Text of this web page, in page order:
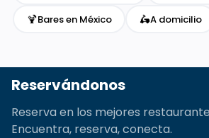
🍹Bares en México 🛵A domicilio
Reservándonos
Reserva en los mejores
Encuentra, reserva, conecta.